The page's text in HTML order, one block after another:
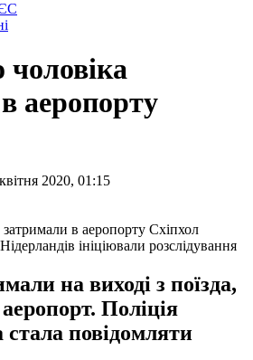
чоловіка
аеропорту
2020, 01:15
ініціювали розслідування
на виході з поїзда,
Поліція
повідомляти